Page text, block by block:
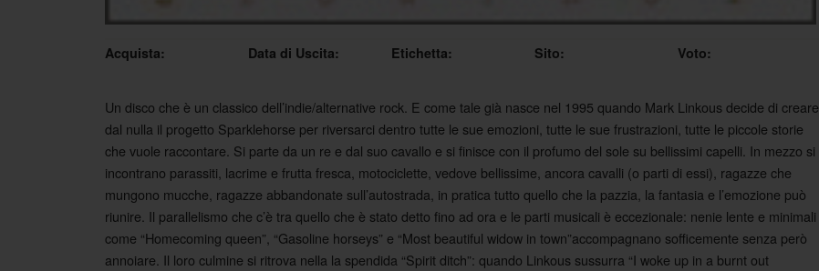
Acquista: Data di Uscita: Etichetta: Sito: Voto:
Un disco che è un classico dell’indie/alternative rock. E come tale già nasce nel 1995 quando Mark Linkous decide di creare
dal nulla il progetto Sparklehorse per riversarci dentro tutte le sue emozioni, tutte le sue frustrazioni, tutte le piccole storie
che vuole raccontare. Si parte da un re e dal suo cavallo e si finisce con il profumo del sole su bellissimi capelli. In mezzo si
incontrano parassiti, lacrime e frutta fresca, motociclette, vedove bellissime, ancora cavalli (o parti di essi), ragazze che
mungono mucche, ragazze abbandonate sull’autostrada, in pratica tutto quello che la pazzia, la fantasia e l’emozione può
riunire. Il parallelismo che c’è tra quello che è stato detto fino ad ora e le parti musicali è eccezionale: nenie lente e minimali
come “Homecoming queen”, “Gasoline horseys” e “Most beautiful widow in town”accompagnano sofficemente senza però
annoiare. Il loro culmine si ritrova nella la spendida “Spirit ditch”: quando Linkous sussurra “I woke up in a burnt out